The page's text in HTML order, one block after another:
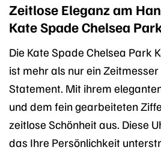
Zeitlose Eleganz am
Kate Spade Chelsea
Die Kate Spade Chelsea Park
ist mehr als nur ein
Statement. Mit ihrem
und dem fein gearbeiteten
zeitlose Schönheit aus. Diese
das Ihre Persönlichkeit